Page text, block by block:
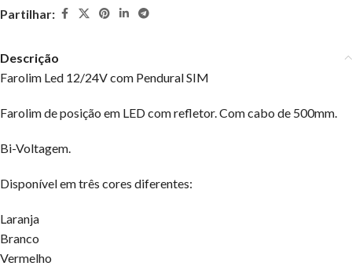
Partilhar:
Descrição
Farolim Led 12/24V com Pendural SIM
Farolim de posição em LED com refletor. Com cabo de 500mm.
Bi-Voltagem.
Disponível em três cores diferentes:
Laranja
Branco
Vermelho